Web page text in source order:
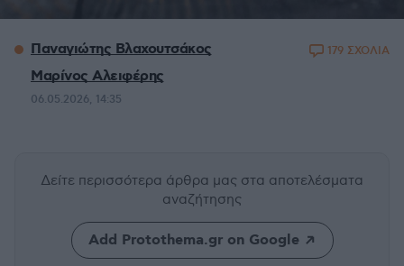
Παναγιώτης Βλαχουτσάκος
Μαρίνος Αλειφέρης
06.05.2026, 14:35
179 ΣΧΟΛΙΑ
Δείτε περισσότερα άρθρα μας στα αποτελέσματα
αναζήτησης
Add Protothema.gr on Google